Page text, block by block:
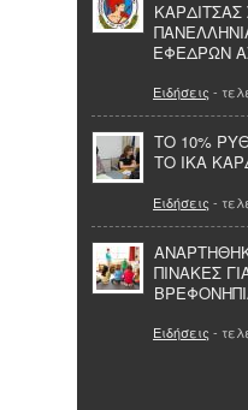
ΕΦΕΔΡΩΝ
Ειδήσεις -
ΤΟ 10%
ΤΟ ΙΚΑ
Ειδήσεις -
ΠΙΝΑΚΕΣ
Ειδήσεις -